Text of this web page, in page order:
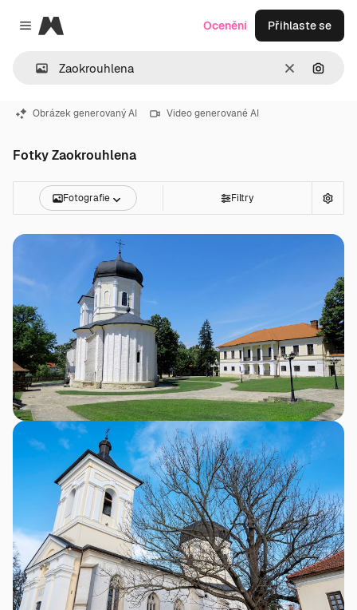
Close menu
Magnific
ZrušitHledat
Ocenění Přihlaste se
Obrázek generovaný AI Video generované AI
Fotky Zaokrouhlena
Fotografie Filtry